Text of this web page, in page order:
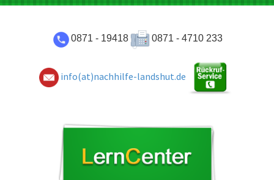
0871 - 19418 0871 - 4710 233
info(at)nachhilfe-landshut.de